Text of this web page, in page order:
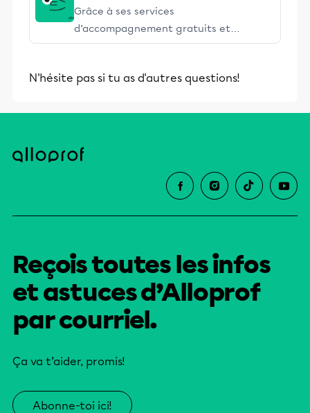
Grâce à ses services
d’accompagnement gratuits et
stimulants, Alloprof engage les élèves
éducative.
N'hésite pas si tu as d'autres questions!
Reçois toutes les infos
et astuces d’Alloprof
par courriel.
Ça va t’aider, promis!
Abonne-toi ici!